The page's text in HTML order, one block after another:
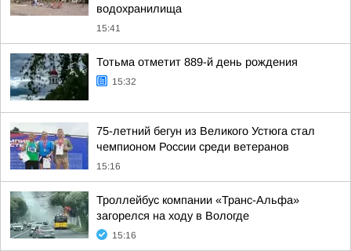
водохранилища
15:41
Тотьма отметит 889-й день рождения
15:32
75-летний бегун из Великого Устюга стал
чемпионом России среди ветеранов
15:16
Троллейбус компании «Транс-Альфа»
загорелся на ходу в Вологде
15:16